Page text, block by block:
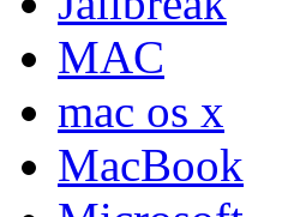
MAC
mac os x
MacBook